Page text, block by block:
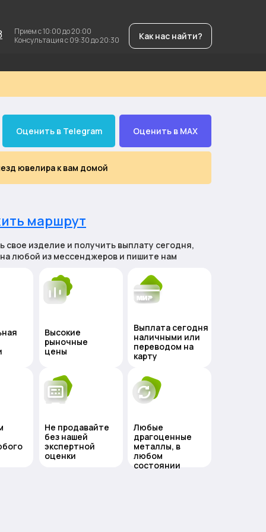
Прием с 10:00 до 20:00
Консультация с 09:30 до 20:30
Как нас найти?
ювелира к вам домой
Оценить в MAX
Оценить в Telegram
свое изделие и получить выплату сегодня,
любой из мессенджеров и пишите нам
маршрут
Высокие
рыночные
цены
Выплата сегодня
наличными или
переводом на
карту
Любые
драгоценные
металлы, в
любом
состоянии
Не продавайте
без нашей
экспертной
оценки